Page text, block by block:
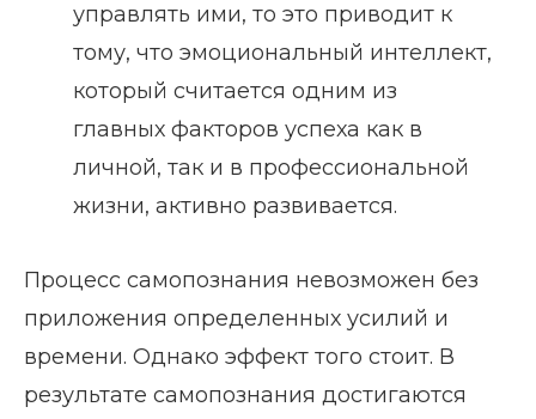
управлять ими, то это приводит к
тому, что эмоциональный интеллект,
который считается одним из
главных факторов успеха как в
личной, так и в профессиональной
жизни, активно развивается.
Процесс самопознания невозможен без
приложения определенных усилий и
времени. Однако эффект того стоит. В
результате самопознания достигаются